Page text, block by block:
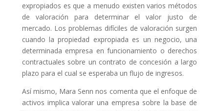
expropiados es que a menudo existen varios métodos
de valoración para determinar el valor justo de
mercado. Los problemas difíciles de valoración surgen
cuando la propiedad expropiada es un negocio, una
determinada empresa en funcionamiento o derechos
contractuales sobre un contrato de concesión a largo
plazo para el cual se esperaba un flujo de ingresos.
Así mismo, Mara Senn nos comenta que el enfoque de
activos implica valorar una empresa sobre la base de